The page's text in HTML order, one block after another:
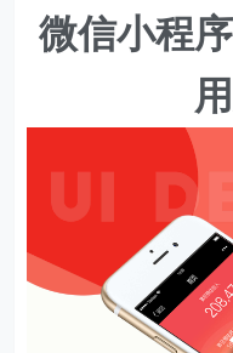
微信小程